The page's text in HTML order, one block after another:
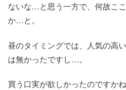
ないな…と思う一方で、何故こ
か…と。
昼のタイミングでは、人気の高
は無かったですし…。
買う口実が欲しかったのですかね